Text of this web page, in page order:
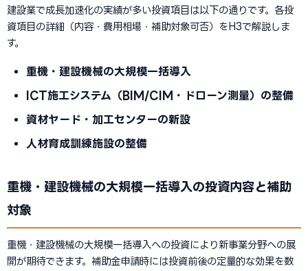
建設業で成長加速化の実績が多い投資項目は以下の通りです。各投
資項目の詳細（内容・費用相場・補助対象可否）をH3で解説しま
す。
重機・建設機械の大規模一括導入
ICT施工システム（BIM/CIM・ドローン測量）の整備
資材ヤード・加工センターの新設
人材育成訓練施設の整備
重機・建設機械の大規模一括導入の投資内容と補助
対象
重機・建設機械の大規模一括導入への投資により新事業分野への展
開が期待できます。補助金申請時には投資前後の定量的な効果を数